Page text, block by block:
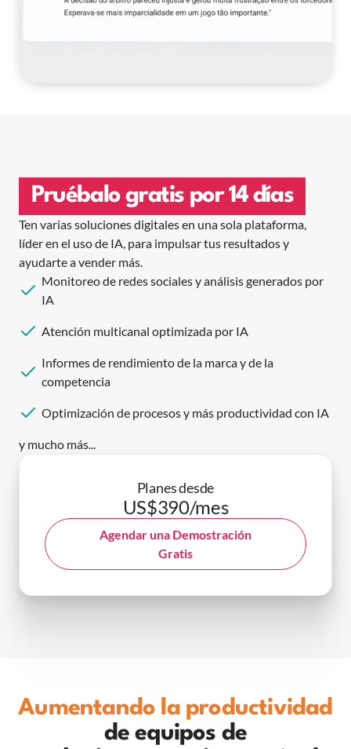
Pruébalo gratis por 14 días
Ten varias soluciones digitales en una sola plataforma,
líder en el uso de IA, para impulsar tus resultados y
ayudarte a vender más.
Monitoreo de redes sociales y análisis generados por
IA
Atención multicanal optimizada por IA
Informes de rendimiento de la marca y de la
competencia
Optimización de procesos y más productividad con IA
y mucho más...
Planes desde
US$390/mes
Agendar una Demostración
Gratis
Aumentando la productividad
de equipos de